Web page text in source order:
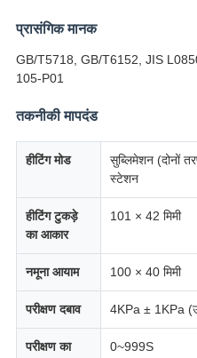
प्रासंगिक मानक
GB/T5718, GB/T6152, JIS
105-P01
तकनीकी मापदंड
हीटिंग मोड
सुब्लिमेशन (दोनों
स्टेशन
हीटिंग टुकड़े
का आकार
101 × 42 मिमी
नमूना आयाम 100 × 40 मिमी
परीक्षण दबाव 4KPa ± 1KPa
परीक्षण का 0~999S